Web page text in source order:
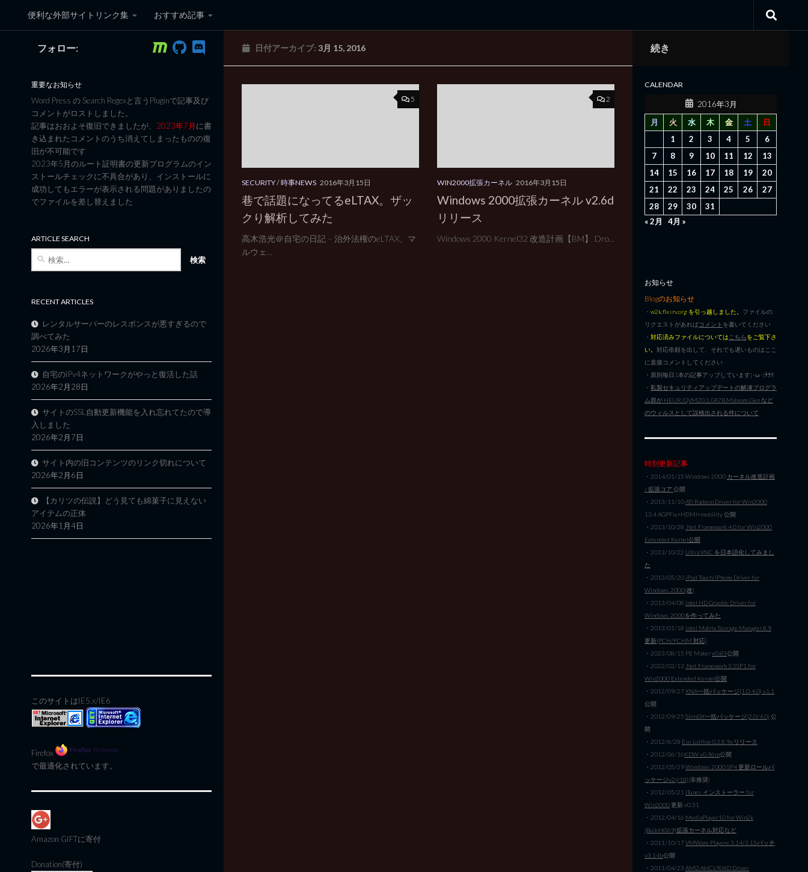
コンテンツへスキップ
便利な外部サイトリンク集 おすすめ記事
黒翼猫のコンピュータ日記 3rd Edition
日付アーカイブ:3月 15, 2016
5
SECURITY/時事NEWS 2016年3月15日
巷で話題になってるeLTAX。ザッ
クり解析してみた
高木浩光＠自宅の日記 – 治外法権のeLTAX、マ
ルウェ...
2
WIN2000拡張カーネル 2016年3月15日
Windows 2000拡張カーネル v2.6d
リリース
Windows 2000 Kernel32 改造計画【BM】 Dro...
フォロー:
重要なお知らせ
Word Press の Search Regexと言うPluginで記事及び
コメントがロストしました。
記事はおおよそ復旧できましたが、 2023年7月に書
き込まれたコメントのうち消えてしまったものの復
旧が不可能です
2023年5月のルート証明書の更新プログラムのイン
ストールチェックに不具合があり、インストールに
成功してもエラーが表示される問題がありましたの
でファイルを差し替えました
ARTICLE SEARCH
RECENT ARTICLES
レンタルサーバーのレスポンスが悪すぎるので
調べてみた
2026年3月17日
自宅のIPv4ネットワークがやっと復活した話
2026年2月28日
サイトのSSL自動更新機能を入れ忘れてたので導
入しました
2026年2月7日
サイト内の旧コンテンツのリンク切れについて
2026年2月6日
【カリツの伝説】どう見ても綿菓子に見えない
アイテムの正体
2026年1月4日
このサイトはIE5.x/IE6
Firefox
で最適化されています。
Amazon GIFTに寄付
Donation(寄付)
続き
CALENDAR
2016年3月
月
火 水 木 金 土
日
1
2 3 4 5
6
7
8 9 10 11 12
13
14
15 16 17 18 19
20
21
22 23 24 25 26
27
28
29 30
31
« 2月
4月 »
お知らせ
Blogのお知らせ
・ w2k.flxsrv.org を引っ越しました。 ファイルの
リクエストがあればコメント を書いてください
・ 対応済みファイルについては こちらをご覧下さ
い。 対応依頼を出して、それでも遅いものはここ
に直接コメントしてください
・原則毎日1本の記事アップしています|･ω･)ﾁﾗﾘ
・ 私製セキュリティアップデートの解凍プログラ
ム群が HEUR/QVM20.1.0A7B.Malware.Gen など
のウィルスとして誤検出される件について
特別更新記事
・2014/01/15 Windows 2000 カーネル改造計画
/ 拡張コア 公開
・2013/11/10ATI Radeon Driver for Win2000
13.4 AGPFix+HDMI+mobility 公開
・2013/10/28 .Net Framework 4.0 for Win2000
Extended Kernel公開
・2013/10/22 Ultra VNC を日本語化してみまし
た
・2013/05/20 iPod Touch/iPhone Driver for
Windows 2000(改)
・2013/04/08 Intel HD Graphic Driver for
Windows 2000を作ってみた
・2013/01/18 Intel Matrix Storage Manager 8.9
更新(PCH/PCHM 対応)
・2023/08/15 PE Makerv0.83公開
・2022/02/13 .Net Framework 3.5SP1 for
Win2000 Extended Kernel公開
・2012/09/27XNA一括パッケージ(1.0-4.0) v1.1
公開
・2012/09/25 SlimDX一括パッケージ(2.0/4.0) 公
開
・2012/8/28 Ese Lolifox 0.3.8.9a リリース
・2012/06/16KDW v0.96m公開
・2012/05/29Windows 2000 SP4 更新ロールパ
ッケージv2(r18)(非推奨)
・2012/05/21 iTunes インストーラー for
Win2000更新 v0.31
・2012/04/16 MediaPlayer10 for Win2k
(Build4069)拡張カーネル対応など
・2011/10/17VMWare Playere 3.14/3.15パッチ
v3.14b公開
・2011/04/23 AMD AHCI/RAID Driver